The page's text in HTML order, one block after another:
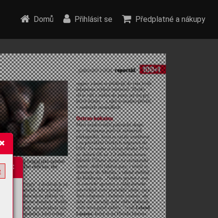
Domů Přihlásit se Předplatné a nákupy